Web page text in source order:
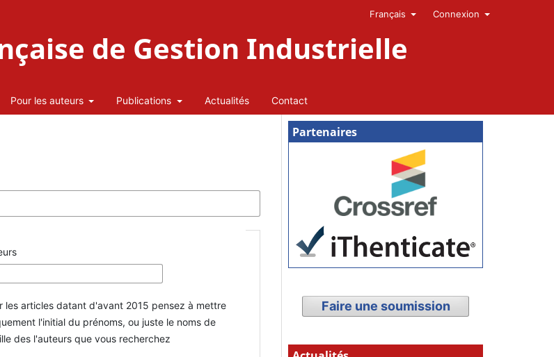
de Gestion Industrielle
Pour les auteurs Publications Actualités Contact
Français Connexion
les articles datant d'avant 2015 pensez à mettre
l'initial du prénoms, ou juste le noms de
des l'auteurs que vous recherchez
Partenaires
Faire une soumission